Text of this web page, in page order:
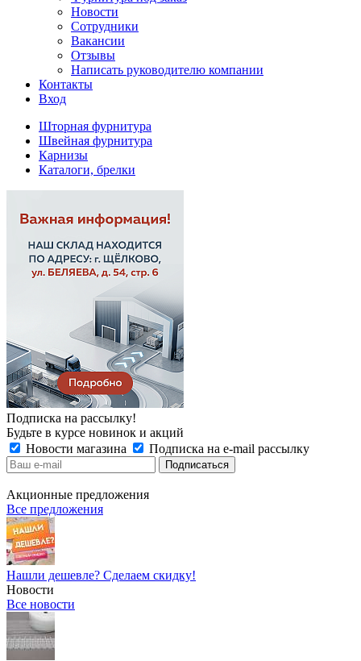
Новости
Сотрудники
Вакансии
Отзывы
Написать руководителю компании
Контакты
Вход
Шторная фурнитура
Швейная фурнитура
Карнизы
Каталоги, брелки
Подписка на рассылку!
Будьте в курсе новинок и акций
Новости магазина
Подписка на e-mail рассылку
Акционные предложения
Все предложения
Нашли дешевле? Сделаем скидку!
Новости
Все новости